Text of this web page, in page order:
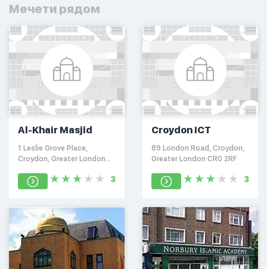
Мечети рядом
Al-Khair Masjid
1 Leslie Grove Place,
Croydon, Greater London
3
Croydon ICT
89 London Road, Croydon,
Greater London CR0 2RF
3